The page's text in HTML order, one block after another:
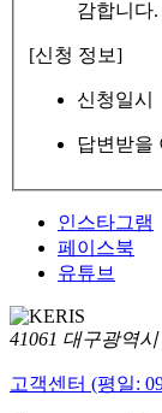
감합니다.
[신청 정보]
신청일시
답변받을
인스타그램
페이스북
유튜브
41061 대구광역
고객센터 (평일: